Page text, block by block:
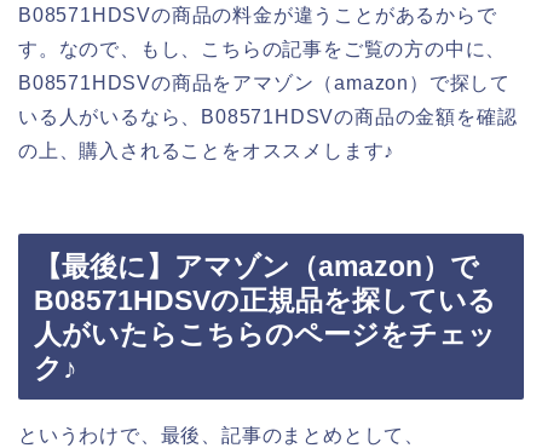
B08571HDSVの商品の料金が違うことがあるからで
す。なので、もし、こちらの記事をご覧の方の中に、
B08571HDSVの商品をアマゾン（amazon）で探して
いる人がいるなら、B08571HDSVの商品の金額を確認
の上、購入されることをオススメします♪
【最後に】アマゾン（amazon）で
B08571HDSVの正規品を探している
人がいたらこちらのページをチェッ
ク♪
というわけで、最後、記事のまとめとして、